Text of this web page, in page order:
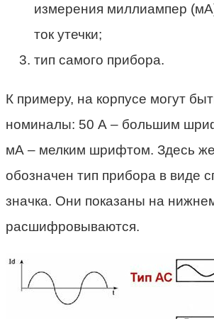
измерения миллиампер
ток утечки;
тип самого прибора.
К примеру, на корпусе могут
номиналы: 50 А – большим
мА – мелким шрифтом. Здесь
обозначен тип прибора в виде
значка. Они показаны на
расшифровываются.